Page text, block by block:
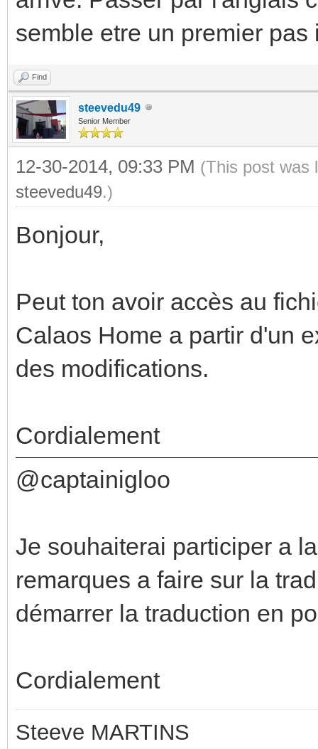
semble etre un premier pas
Find
steevedu49
Senior Member
12-30-2014, 09:33 PM (This post was
steevedu49.)
Bonjour,
Peut ton avoir accès au
Calaos Home a partir d'un
des modifications.
Cordialement
@captainigloo
Je souhaiterai participer a
remarques a faire sur la
démarrer la traduction en
Cordialement
Steeve MARTINS